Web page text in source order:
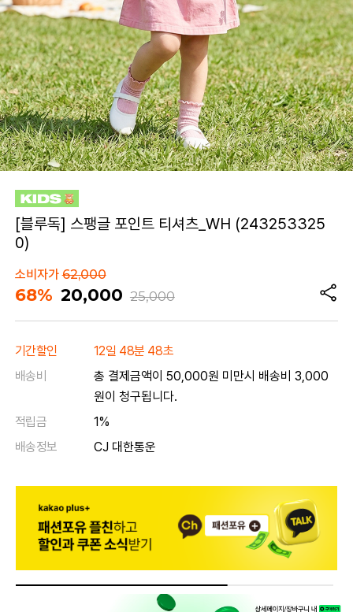
[블루독] 스팽글 포인트 티셔츠_WH (243253325
0)
소비자가62,000
68% 20,000 25,000
기간할인
12일 48분 48초
배송비
총 결제금액이 50,000원 미만시 배송비 3,000
원이 청구됩니다.
적립금
1%
배송정보
CJ 대한통운